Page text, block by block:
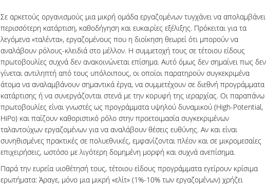
Σε αρκετούς οργανισμούς μια μικρή ομάδα εργαζομένων τυγχάνει να απολαμβάνει
περισσότερη κατάρτιση, καθοδήγηση και ευκαιρίες εξέλιξης. Πρόκειται για τα
λεγόμενα «ταλέντα», εργαζομένους που η διοίκηση θεωρεί ότι μπορούν να
αναλάβουν ρόλους-κλειδιά στο μέλλον. Η συμμετοχή τους σε τέτοιου είδους
πρωτοβουλίες συχνά δεν ανακοινώνεται επίσημα. Αυτό όμως δεν σημαίνει πως δεν
γίνεται αντιληπτή από τους υπόλοιπους, οι οποίοι παρατηρούν συγκεκριμένα
άτομα να αναλαμβάνουν σημαντικά έργα, να συμμετέχουν σε διεθνή προγράμματα
κατάρτισης ή να συνεργάζονται στενά με την κορυφή της ιεραρχίας. Οι παραπάνω
πρωτοβουλίες είναι γνωστές ως προγράμματα υψηλού δυναμικού (High-Potential,
HiPo) και παίζουν καθοριστικό ρόλο στην προετοιμασία συγκεκριμένων
ταλαντούχων εργαζομένων για να αναλάβουν θέσεις ευθύνης. Αν και είναι
συνηθισμένες πρακτικές σε πολυεθνικές, εμφανίζονται πλέον και σε μικρομεσαίες
επιχειρήσεις, ωστόσο με λιγότερη δομημένη μορφή και συχνά ανεπίσημα.
Παρά την ευρεία υιοθέτησή τους, τέτοιου είδους προγράμματα εγείρουν κρίσιμα
ερωτήματα: Άραγε, μόνο μια μικρή «ελίτ» (1%-10% των εργαζομένων) χρήζει